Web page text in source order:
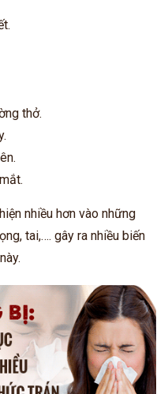
thở.
nhiều hơn vào những
tai,…. gây ra nhiều biến